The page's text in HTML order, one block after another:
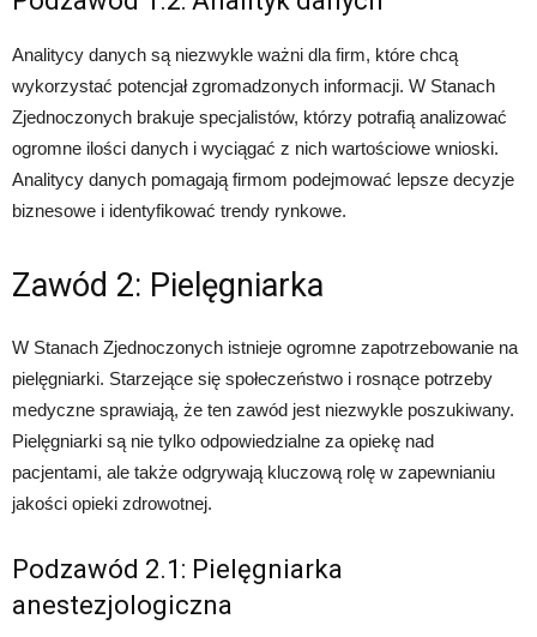
Analitycy danych są niezwykle ważni dla firm, które chcą
wykorzystać potencjał zgromadzonych informacji. W Stanach
Zjednoczonych brakuje specjalistów, którzy potrafią analizować
ogromne ilości danych i wyciągać z nich wartościowe wnioski.
Analitycy danych pomagają firmom podejmować lepsze decyzje
biznesowe i identyfikować trendy rynkowe.
Zawód 2: Pielęgniarka
W Stanach Zjednoczonych istnieje ogromne zapotrzebowanie na
pielęgniarki. Starzejące się społeczeństwo i rosnące potrzeby
medyczne sprawiają, że ten zawód jest niezwykle poszukiwany.
Pielęgniarki są nie tylko odpowiedzialne za opiekę nad
pacjentami, ale także odgrywają kluczową rolę w zapewnianiu
jakości opieki zdrowotnej.
Podzawód 2.1: Pielęgniarka
anestezjologiczna